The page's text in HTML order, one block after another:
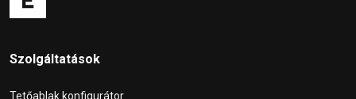
Szolgáltatások
Tetőablak konfigurátor